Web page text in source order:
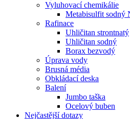
Vyluhovací chemikálie
Metabisulfit sodný
Rafinace
Uhličitan strontnatý
Uhličitan sodný
Borax bezvodý
Úprava vody
Brusná média
Obkládací deska
Balení
Jumbo taška
Ocelový buben
Nejčastější dotazy